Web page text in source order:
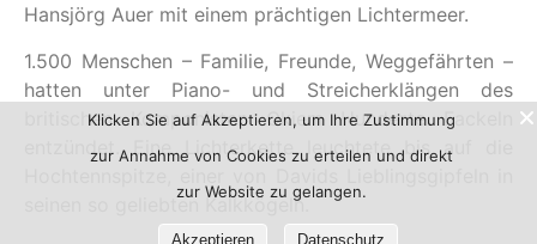
Hansjörg Auer mit einem prächtigen Lichtermeer.
1.500 Menschen – Familie, Freunde, Weggefährten –
hatten unter Piano- und Streicherklängen des
britischen Komponisten Okiem Hunderte Fackeln
entzündet. Eine Lichterkette leuchtete bis auf die
seinen so geliebten Kalkkögeln.
Klicken Sie auf Akzeptieren, um Ihre Zustimmung
zur Annahme von Cookies zu erteilen und direkt
zur Website zu gelangen.
Akzeptieren Datenschutz